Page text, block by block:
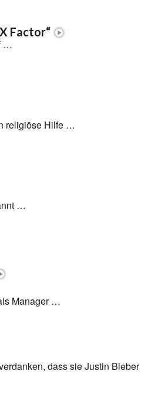
Factor“
…
religiöse Hilfe …
…
Manager …
dass sie Justin Bieber